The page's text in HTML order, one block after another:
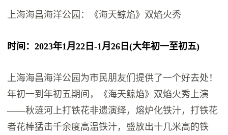
上海海昌海洋公园：《海天鲸焰》双焰火秀
时间：2023年1月22日-1月26日(大年初一至初五)
上海海昌海洋公园为市民朋友们提供了一个好去处！
年初一到年初五期间，《海天鲸焰》双焰火秀上演
——秋涟河上打铁花非遗演绎，熔炉化铁汁，打铁花
者花棒猛击千余度高温铁汁，盛放出十几米高的铁